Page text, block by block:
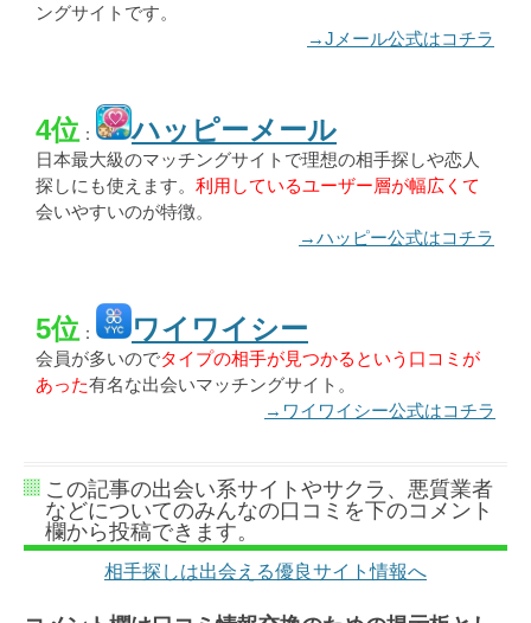
ングサイトです。
→Jメール公式はコチラ
4位 ： ハッピーメール
日本最大級のマッチングサイトで理想の相手探しや恋人
探しにも使えます。 利用しているユーザー層が幅広くて
会いやすいのが特徴。
→ハッピー公式はコチラ
5位 ： ワイワイシー
会員が多いのでタイプの相手が見つかるという口コミが
あった有名な出会いマッチングサイト。
→ワイワイシー公式はコチラ
この記事の出会い系サイトやサクラ、悪質業者
などについてのみんなの口コミを下のコメント
欄から投稿できます。
相手探しは出会える優良サイト情報へ